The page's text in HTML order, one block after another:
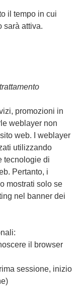
il tempo in cui
sarà attiva.
promozioni in
weblayer non
web. I weblayer
utilizzando
tecnologie di
Pertanto, i
mostrati solo se
nel banner dei
il browser
sessione, inizio